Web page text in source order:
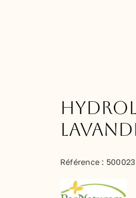
Référence : 500023